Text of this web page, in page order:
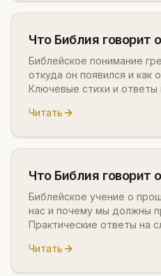
Что Библия говорит
Библейское понимание
откуда он появился и как
Ключевые стихи и ответы
Читать
Что Библия говорит
Библейское учение о
нас и почему мы должны
Практические ответы на
Читать